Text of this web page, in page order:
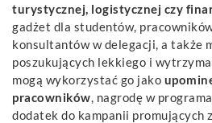
turystycznej, logistycznej czy
gadżet dla studentów,
konsultantów w delegacji, a także
poszukujących lekkiego i
mogą wykorzystać go jako
pracowników, nagrodę w
dodatek do kampanii promujących